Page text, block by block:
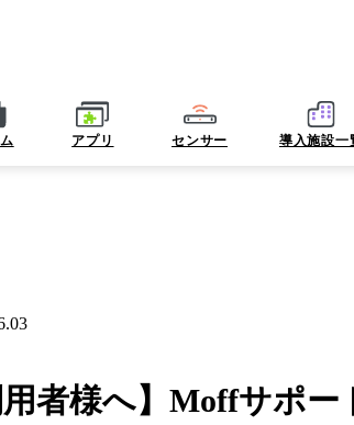
アプリ センサー 導入施設一
用者様へ】Moffサポ